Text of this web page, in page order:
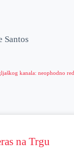
Santos
na Trgu